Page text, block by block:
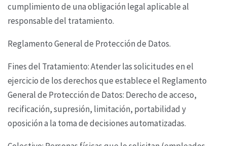
cumplimiento de una obligación legalaplicable al
responsable del tratamiento.
Reglamento General de Protección de Datos.
Fines del Tratamiento: Atender las solicitudes en el
ejercicio de los derechos que establece el Reglamento
General de Protección de Datos: Derecho de acceso,
recificación, supresión, limitación, portabilidad y
oposición a la toma de decisiones automatizadas.